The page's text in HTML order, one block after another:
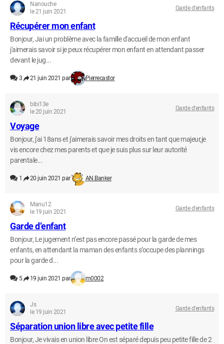
Nanouche
le 21 juin 2021
Garde d'enfants
Récupérer mon enfant
Bonjour, Jai un problème avec la famille d'accueil de mon enfant
j'aimerais savoir si je peux récupérer mon enfant en attendant passer
devant le jug...
3 21 juin 2021 par Pierrecastor
bibi13e
le 20 juin 2021
Garde d'enfants
Voyage
Bonjour, j'ai 18ans et j'aimerais savoir mes droits en tant que majeur,je
vis encore chez mes parents et que je suis plus sur leur autorité
parentale...
1 20 juin 2021 par AN.Banker
Manu12
le 19 juin 2021
Garde d'enfants
Garde d’enfant
Bonjour, Le jugement n’est pas encore passé pour la garde de mes
enfants, en attendant la maman des enfants s’occupe des plannings
pour la garde d...
5 19 juin 2021 par m0002
Js
le 19 juin 2021
Garde d'enfants
Séparation union libre avec petite fille
Bonjour, Je vivais en union libre On est séparé depuis peu petite fille de 2